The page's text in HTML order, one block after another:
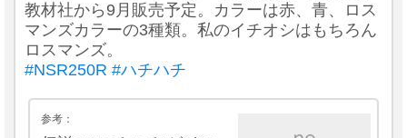
教材社から9月販売予定。カラーは赤、青、ロス
マンズカラーの3種類。私のイチオシはもちろん
ロスマンズ。
#NSR250R #ハチハチ
参考：